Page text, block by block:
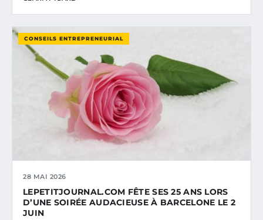
CONSEILS ENTREPRENEURIAL
28 MAI 2026
LEPETITJOURNAL.COM FÊTE SES 25 ANS LORS
D’UNE SOIRÉE AUDACIEUSE À BARCELONE LE 2
JUIN